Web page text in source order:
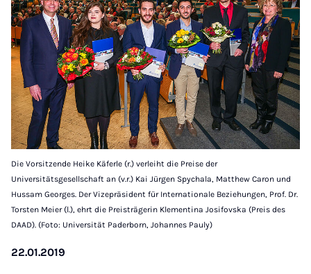
Die Vorsitzende Heike Käferle (r.) verleiht die Preise der
Universitätsgesellschaft an (v.r.) Kai Jürgen Spychala, Matthew Caron und
Hussam Georges. Der Vizepräsident für Internationale Beziehungen, Prof. Dr.
Torsten Meier (l.), ehrt die Preisträgerin Klementina Josifovska (Preis des
DAAD). (Foto: Universität Paderborn, Johannes Pauly)
22.01.2019